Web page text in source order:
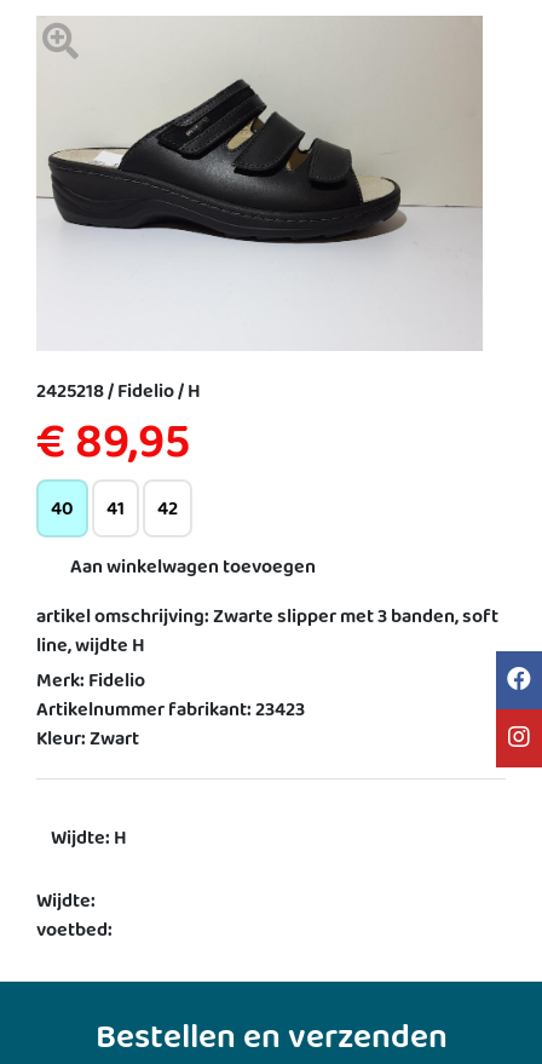
2425218 / Fidelio / H
€ 89,95
40 41 42
Aan winkelwagen toevoegen
artikel omschrijving: Zwarte slipper met 3 banden, soft
line, wijdte H
Merk: Fidelio
Artikelnummer fabrikant: 23423
Kleur: Zwart
Wijdte: H
Wijdte:
voetbed:
Bestellen en verzenden